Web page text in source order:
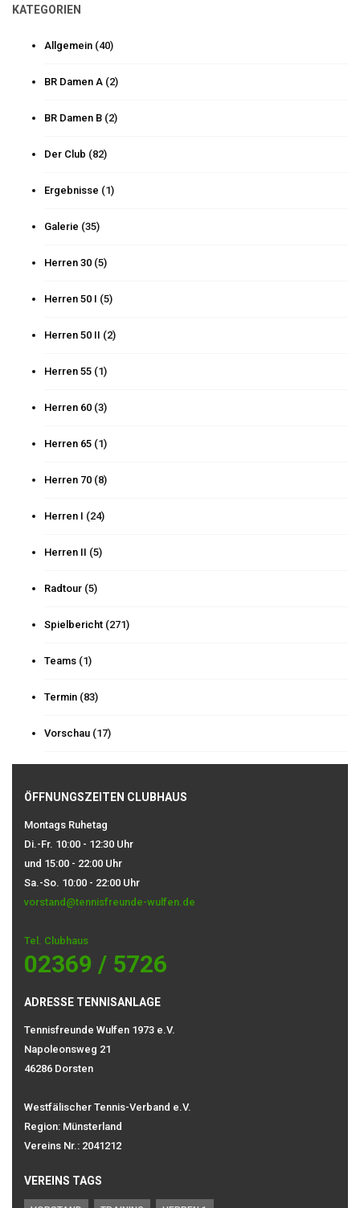
KATEGORIEN
Allgemein (40)
BR Damen A (2)
BR Damen B (2)
Der Club (82)
Ergebnisse (1)
Galerie (35)
Herren 30 (5)
Herren 50 I (5)
Herren 50 II (2)
Herren 55 (1)
Herren 60 (3)
Herren 65 (1)
Herren 70 (8)
Herren I (24)
Herren II (5)
Radtour (5)
Spielbericht (271)
Teams (1)
Termin (83)
Vorschau (17)
ÖFFNUNGSZEITEN CLUBHAUS
Montags Ruhetag
Di.-Fr. 10:00 - 12:30 Uhr
und 15:00 - 22:00 Uhr
Sa.-So. 10:00 - 22:00 Uhr
vorstand@tennisfreunde-wulfen.de
Tel. Clubhaus
02369 / 5726
ADRESSE TENNISANLAGE
Tennisfreunde Wulfen 1973 e.V.
Napoleonsweg 21
46286 Dorsten
Westfälischer Tennis-Verband e.V.
Region: Münsterland
Vereins Nr.: 2041212
VEREINS TAGS